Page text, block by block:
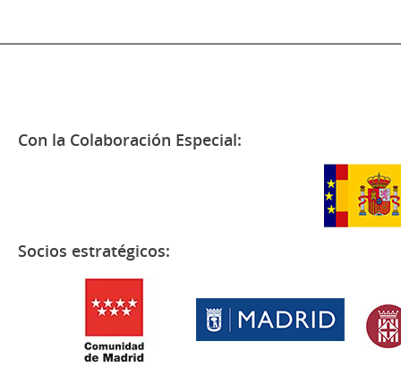
Con la Colaboración Especial:
Socios estratégicos: